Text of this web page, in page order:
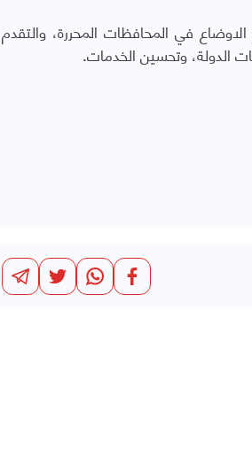
في المحافظات المحررة، والتقدم
الدولة، وتحسين الخدمات.